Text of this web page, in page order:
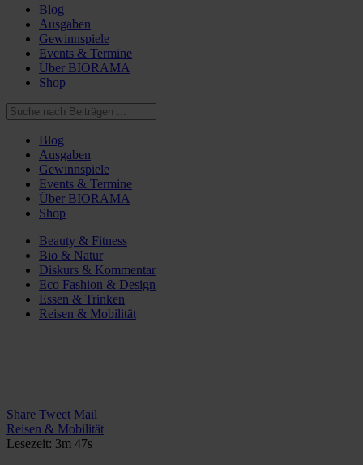
Blog
Ausgaben
Gewinnspiele
Events & Termine
Über BIORAMA
Shop
Blog
Ausgaben
Gewinnspiele
Events & Termine
Über BIORAMA
Shop
Beauty & Fitness
Bio & Natur
Diskurs & Kommentar
Eco Fashion & Design
Essen & Trinken
Reisen & Mobilität
Share Tweet Mail
Reisen & Mobilität
Lesezeit: 3m 47s